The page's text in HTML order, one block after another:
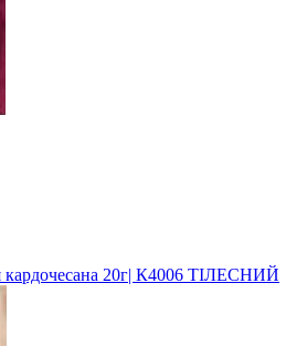
кардочесана 20г| К4006 ТІЛЕСНИЙ